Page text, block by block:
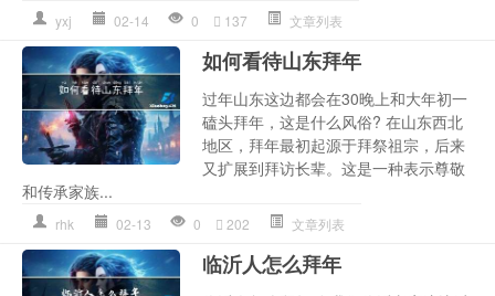
yxj 02-14 0 137 文章列表
如何看待山东拜年
过年山东这边都会在30晚上和大年初一
磕头拜年，这是什么风俗? 在山东西北
地区，拜年最初起源于拜祭祖宗，后来
又扩展到拜访长辈。这是一种表示尊敬
和传承家族...
rhk 02-13 0 202 文章列表
临沂人怎么拜年